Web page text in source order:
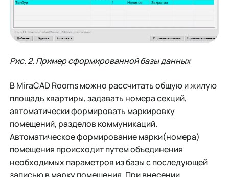
Рис. 2. Пример сформированной базы данных
В MiraCAD Rooms можно рассчитать общую и жилую
площадь квартиры, задавать номера секций,
автоматически формировать маркировку
помещений, разделов коммуникаций.
Автоматическое формирование марки(номера)
помещения происходит путем объединения
необходимых параметров из базы с последующей
записью в марку помещения. При внесении